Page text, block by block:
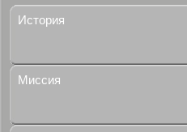
История
Миссия